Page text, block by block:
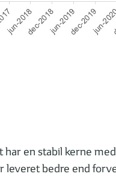
en stabil kerne
leveret bedre end